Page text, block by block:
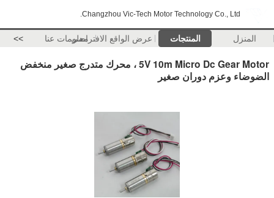
Changzhou Vic-Tech Motor Technology Co., Ltd.
المنزل المنتجات عرض الواقع الافتراضيمعلومات عنا >>
5V 10m Micro Dc Gear Motor ، محرك متدرج صغير منخفض
الضوضاء وعزم دوران صغير